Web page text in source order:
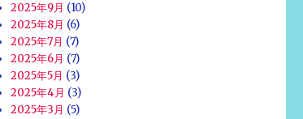
2025年9月 (10)
2025年8月 (6)
2025年7月 (7)
2025年6月 (7)
2025年5月 (3)
2025年4月 (3)
2025年3月 (5)